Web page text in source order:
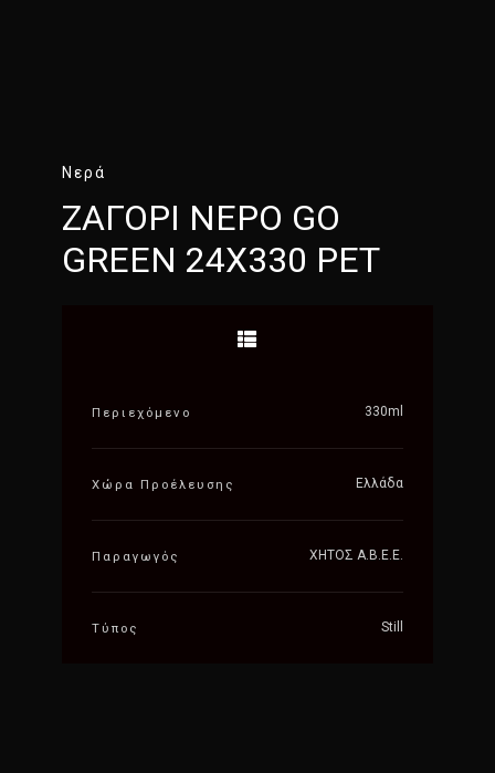
Νερά
ΖΑΓΟΡΙ ΝΕΡΟ GO
GREEN 24Χ330 PET
Περιεχόμενο 330ml
Χώρα Προέλευσης Ελλάδα
Παραγωγός ΧΗΤΟΣ Α.Β.Ε.Ε.
Τύπος Still